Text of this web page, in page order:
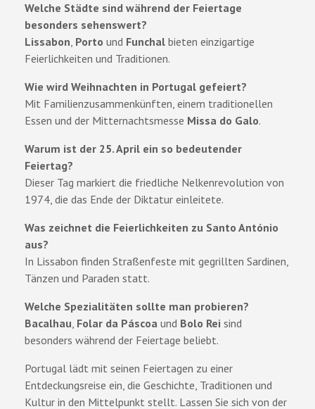
Welche Städte sind während der Feiertage
besonders sehenswert?
Lissabon, Porto und Funchal bieten einzigartige
Feierlichkeiten und Traditionen.
Wie wird Weihnachten in Portugal gefeiert?
Mit Familienzusammenkünften, einem traditionellen
Essen und der Mitternachtsmesse Missa do Galo.
Warum ist der 25. April ein so bedeutender
Feiertag?
Dieser Tag markiert die friedliche Nelkenrevolution von
1974, die das Ende der Diktatur einleitete.
Was zeichnet die Feierlichkeiten zu Santo António
aus?
In Lissabon finden Straßenfeste mit gegrillten Sardinen,
Tänzen und Paraden statt.
Welche Spezialitäten sollte man probieren?
Bacalhau, Folar da Páscoa und Bolo Rei sind
besonders während der Feiertage beliebt.
Portugal lädt mit seinen Feiertagen zu einer
Entdeckungsreise ein, die Geschichte, Traditionen und
Kultur in den Mittelpunkt stellt. Lassen Sie sich von der